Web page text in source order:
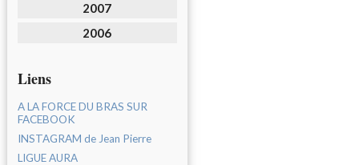
2007
2006
Liens
A LA FORCE DU BRAS SUR
FACEBOOK
INSTAGRAM de Jean Pierre
LIGUE AURA